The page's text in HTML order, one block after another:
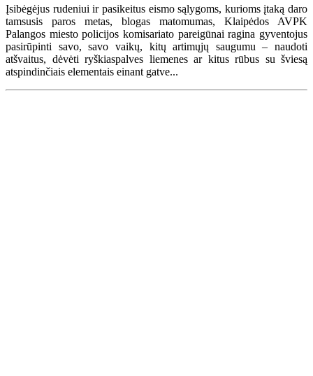
Įsibėgėjus rudeniui ir pasikeitus eismo sąlygoms, kurioms įtaką daro
tamsusis paros metas, blogas matomumas, Klaipėdos AVPK
Palangos miesto policijos komisariato pareigūnai ragina gyventojus
pasirūpinti savo, savo vaikų, kitų artimųjų saugumu – naudoti
atšvaitus, dėvėti ryškiaspalves liemenes ar kitus rūbus su šviesą
atspindinčiais elementais einant gatve...